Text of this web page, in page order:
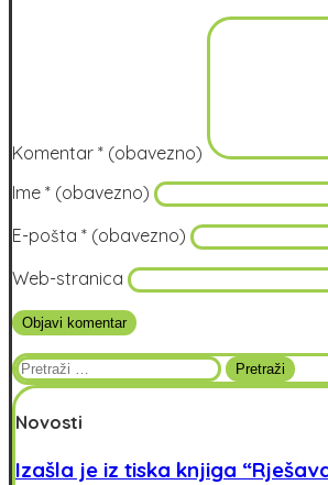
Komentar * (obavezno)
Ime * (obavezno)
E-pošta * (obavezno)
Web-stranica
Pretraži:
Novosti
Izašla je iz tiska knjiga